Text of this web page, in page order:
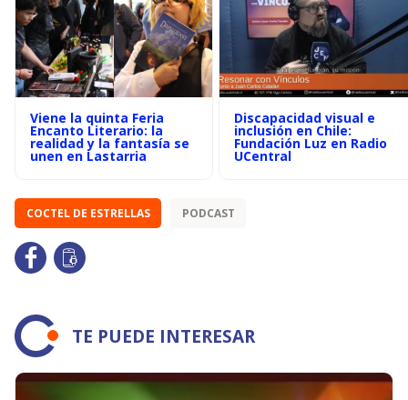
Viene la quinta Feria
Encanto Literario: la
realidad y la fantasía se
unen en Lastarria
Discapacidad visual e
inclusión en Chile:
Fundación Luz en Radio
UCentral
COCTEL DE ESTRELLAS PODCAST
TE PUEDE INTERESAR